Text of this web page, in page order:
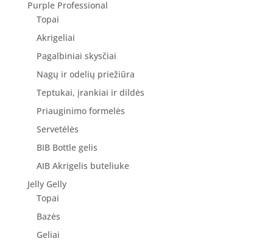
Purple Professional
Topai
Akrigeliai
Pagalbiniai skysčiai
Nagų ir odelių priežiūra
Teptukai, įrankiai ir dildės
Priauginimo formelės
Servetėlės
BIB Bottle gelis
AIB Akrigelis buteliuke
Jelly Gelly
Topai
Bazės
Geliai